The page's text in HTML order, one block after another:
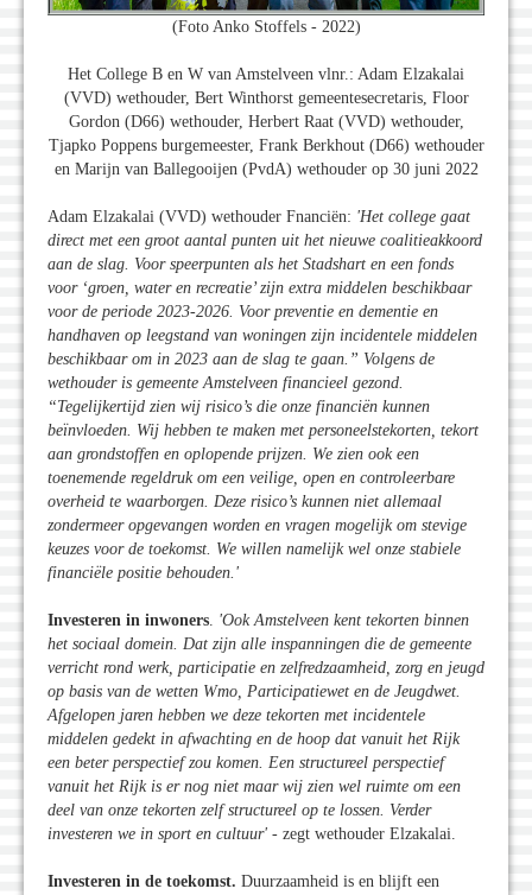
(Foto Anko Stoffels - 2022)
Het College B en W van Amstelveen vlnr.: Adam Elzakalai
(VVD) wethouder, Bert Winthorst gemeentesecretaris, Floor
Gordon (D66) wethouder, Herbert Raat (VVD) wethouder,
Tjapko Poppens burgemeester, Frank Berkhout (D66) wethouder
en Marijn van Ballegooijen (PvdA) wethouder op 30 juni 2022
Adam Elzakalai (VVD) wethouder Fnanciën: 'Het college gaat
direct met een groot aantal punten uit het nieuwe coalitieakkoord
aan de slag. Voor speerpunten als het Stadshart en een fonds
voor ‘groen, water en recreatie’ zijn extra middelen beschikbaar
voor de periode 2023-2026. Voor preventie en dementie en
handhaven op leegstand van woningen zijn incidentele middelen
beschikbaar om in 2023 aan de slag te gaan.” Volgens de
wethouder is gemeente Amstelveen financieel gezond.
“Tegelijkertijd zien wij risico’s die onze financiën kunnen
beïnvloeden. Wij hebben te maken met personeelstekorten, tekort
aan grondstoffen en oplopende prijzen. We zien ook een
toenemende regeldruk om een veilige, open en controleerbare
overheid te waarborgen. Deze risico’s kunnen niet allemaal
zondermeer opgevangen worden en vragen mogelijk om stevige
keuzes voor de toekomst. We willen namelijk wel onze stabiele
financiële positie behouden.'
Investeren in inwoners. 'Ook Amstelveen kent tekorten binnen
het sociaal domein. Dat zijn alle inspanningen die de gemeente
verricht rond werk, participatie en zelfredzaamheid, zorg en jeugd
op basis van de wetten Wmo, Participatiewet en de Jeugdwet.
Afgelopen jaren hebben we deze tekorten met incidentele
middelen gedekt in afwachting en de hoop dat vanuit het Rijk
een beter perspectief zou komen. Een structureel perspectief
vanuit het Rijk is er nog niet maar wij zien wel ruimte om een
deel van onze tekorten zelf structureel op te lossen. Verder
investeren we in sport en cultuur' - zegt wethouder Elzakalai.
Investeren in de toekomst. Duurzaamheid is en blijft een